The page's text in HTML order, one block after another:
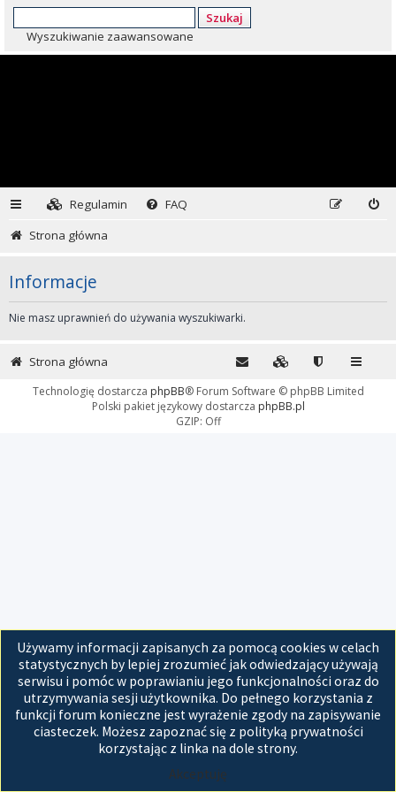
Szukaj
Wyszukiwanie zaawansowane
Regulamin
FAQ
Strona główna
Informacje
Nie masz uprawnień do używania wyszukiwarki.
Używamy informacji zapisanych za pomocą cookies w celach
statystycznych by lepiej zrozumieć jak odwiedzający używają
serwisu i pomóc w poprawianiu jego funkcjonalności oraz do
utrzymywania sesji użytkownika. Do pełnego korzystania z
funkcji forum konieczne jest wyrażenie zgody na zapisywanie
ciasteczek. Możesz zapoznać się z polityką prywatności
korzystając z linka na dole strony.
Akceptuję
Strona główna
Technologię dostarcza phpBB® Forum Software © phpBB Limited
Polski pakiet językowy dostarcza phpBB.pl
GZIP: Off